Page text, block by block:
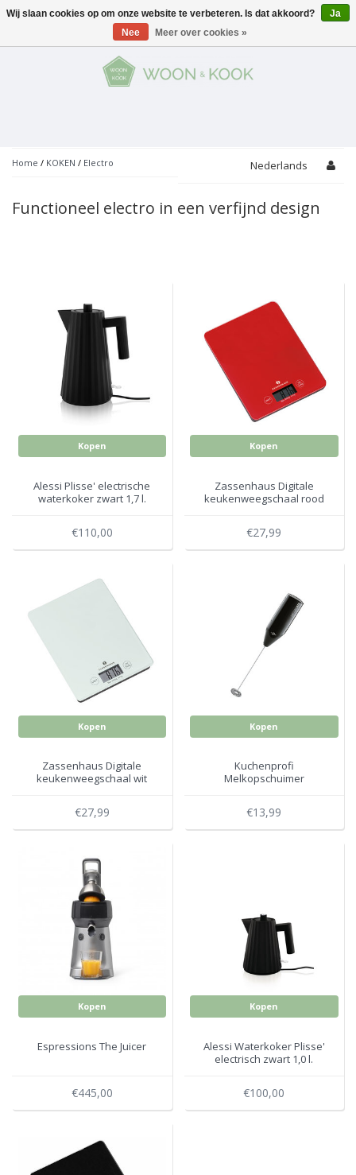
Menu
Peper- en Zoutmolens
Snijplanken
Koksmessen
Wijnaccessoires
Bakken
Glaswerk
Bestek
Accessoires
Decoratie
THEMA'S
Bakken
Asperges
Zeevruchten
Beach, Pool and Sun
PROMOTIES
Home / KOKEN / Electro Nederlands
Functioneel electro in een verfijnd design
Kopen
Alessi Plisse' electrische
waterkoker zwart 1,7 l.
€110,00
Kopen
Zassenhaus Digitale
keukenweegschaal rood
€27,99
Kopen
Zassenhaus Digitale
keukenweegschaal wit
€27,99
Kopen
Kuchenprofi
Melkopschuimer
€13,99
Kopen
Espressions The Juicer
€445,00
Kopen
Alessi Waterkoker Plisse'
electrisch zwart 1,0 l.
€100,00
Wij slaan cookies op om onze website te verbeteren. Is dat akkoord?
Ja
Nee
Meer over cookies »